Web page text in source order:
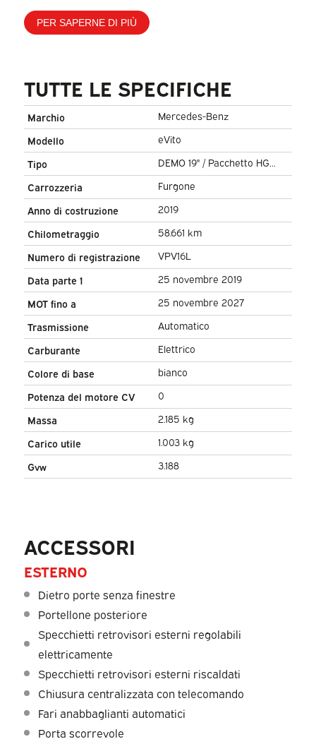
PER SAPERNE DI PIÙ
TUTTE LE SPECIFICHE
Marchio
Mercedes-Benz
Modello
eVito
Tipo
DEMO 19" / Pacchetto HG
Black/ Spoiler/ Sidebars/ L2/
Navi/ Telecamera/ Seatverw.
Carrozzeria
Furgone
Anno di costruzione
2019
Chilometraggio
58.661 km
Numero di registrazione
VPV16L
Data parte 1
25 novembre 2019
MOT fino a
25 novembre 2027
Trasmissione
Automatico
Carburante
Elettrico
Colore di base
bianco
Potenza del motore CV
0
Massa
2.185 kg
Carico utile
1.003 kg
Gvw
3.188
ACCESSORI
ESTERNO
Dietro porte senza finestre
Portellone posteriore
Specchietti retrovisori esterni regolabili
elettricamente
Specchietti retrovisori esterni riscaldati
Chiusura centralizzata con telecomando
Fari anabbaglianti automatici
Porta scorrevole